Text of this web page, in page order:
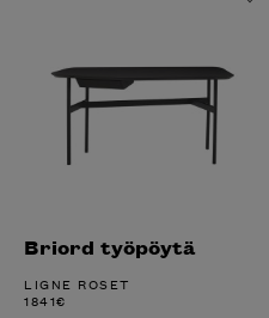
Briord työpöytä
LIGNE ROSET
1841€